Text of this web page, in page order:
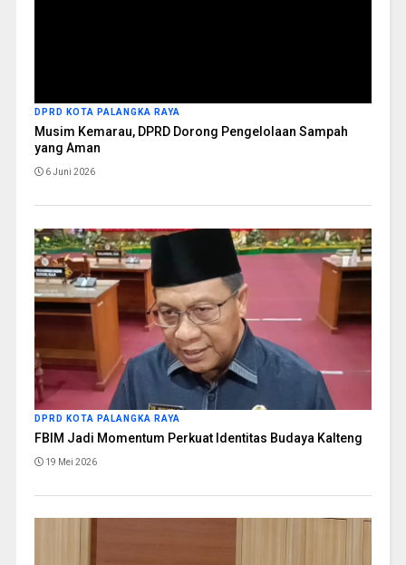
DPRD KOTA PALANGKA RAYA
Musim Kemarau, DPRD Dorong Pengelolaan Sampah
yang Aman
6 Juni 2026
DPRD KOTA PALANGKA RAYA
FBIM Jadi Momentum Perkuat Identitas Budaya Kalteng
19 Mei 2026